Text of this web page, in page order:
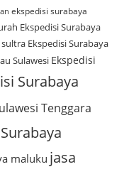
ekspedisi surabaya
Ekspedisi Surabaya
Ekspedisi Surabaya
Sulawesi Ekspedisi
Surabaya
Tenggara
maluku jasa